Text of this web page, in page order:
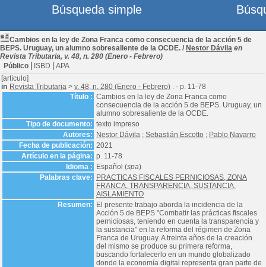
Cambios en la ley de Zona Franca como consecuencia de la acción 5 de
BEPS. Uruguay, un alumno sobresaliente de la OCDE. / Nestor Dávila en
Revista Tributaria, v. 48, n. 280 (Enero - Febrero)
Público
ISBD
APA
[artículo]
in Revista Tributaria > v. 48, n. 280 (Enero - Febrero) . - p. 11-78
Título : Cambios en la ley de Zona Franca como
consecuencia de la acción 5 de BEPS. Uruguay, un
alumno sobresaliente de la OCDE.
Tipo de documento: texto impreso
Autores:
Nestor Dávila ; Sebastián Escotto ; Pablo Navarro
Fecha de publicación: 2021
Artículo en la página: p. 11-78
Idioma :
Español (spa)
Palabras clave:
PRACTICAS FISCALES PERNICIOSAS, ZONA
FRANCA, TRANSPARENCIA, SUSTANCIA,
AISLAMIENTO
Resumen:
El presente trabajo aborda la incidencia de la
Acción 5 de BEPS "Combatir las prácticas fiscales
perniciosas, teniendo en cuenta la transparencia y
la sustancia" en la reforma del régimen de Zona
Franca de Uruguay. A treinta años de la creación
del mismo se produce su primera reforma,
buscando fortalecerlo en un mundo globalizado
donde la economía digital representa gran parte de
Búsqueda simple